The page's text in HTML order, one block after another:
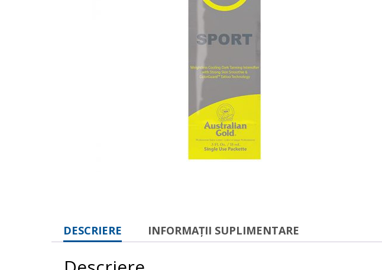
DESCRIERE INFORMAȚII SUPLIMENTARE